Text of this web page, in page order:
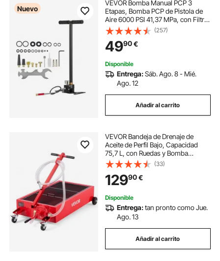
Nuevo
VEVOR Bomba Manual PCP 3
Etapas, Bomba PCP de Pistola de
Aire 6000 PSI 41,37 MPa, con Filtro
de Aceite y Humedad, Manómetro,
Cuerpo de Acero Inoxidable, para
Inflado de Neumáticos, Paintball
(257)
4990€
Disponible
Entrega:Sáb. Ago. 8 - Mié.
Ago. 12
Añadir al carrito
VEVOR Bandeja de Drenaje de
Aceite de Perfil Bajo, Capacidad
75,7 L, con Ruedas y Bomba
Manual, Manguera de 2,2 m y Asa
Plegable en T, Resistente a la
Corrosión, para Coches, SUV,
Camiones, Rojo
(33)
12990€
Disponible
Entrega:tan pronto como Jue.
Ago. 13
Añadir al carrito